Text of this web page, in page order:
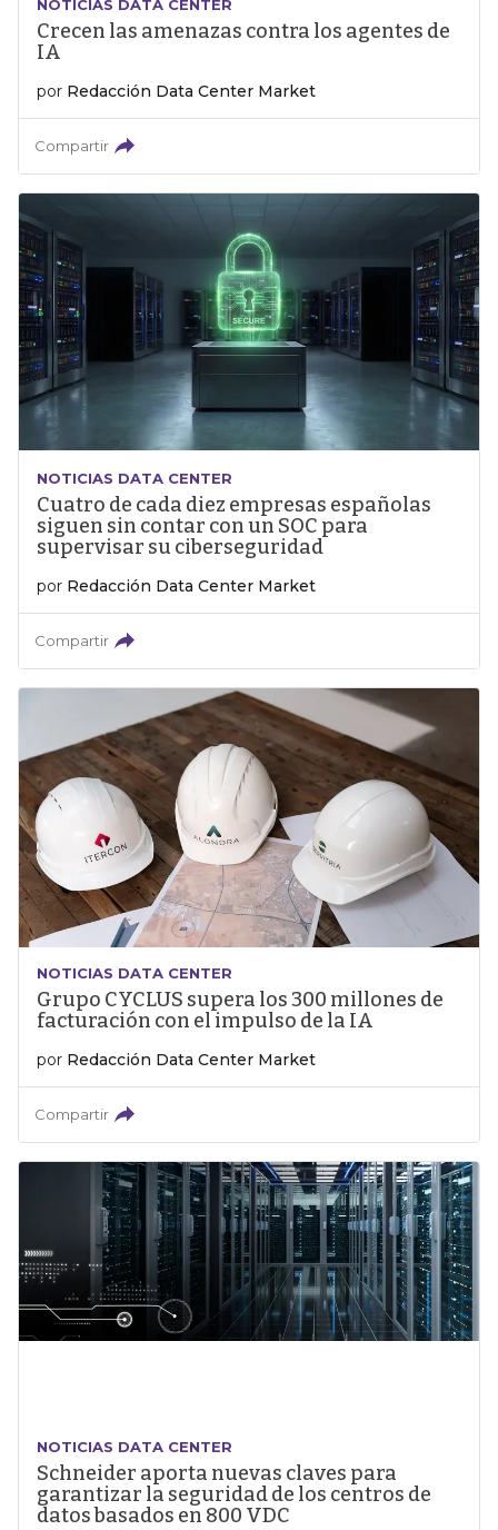
NOTICIAS DATA CENTER
Crecen las amenazas contra los agentes de
IA
por Redacción Data Center Market
Compartir
NOTICIAS DATA CENTER
Cuatro de cada diez empresas españolas
siguen sin contar con un SOC para
supervisar su ciberseguridad
por Redacción Data Center Market
Compartir
NOTICIAS DATA CENTER
Grupo CYCLUS supera los 300 millones de
facturación con el impulso de la IA
por Redacción Data Center Market
Compartir
NOTICIAS DATA CENTER
Schneider aporta nuevas claves para
garantizar la seguridad de los centros de
datos basados en 800 VDC